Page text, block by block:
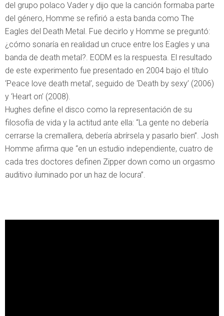
del grupo polaco Vader y dijo que la canción formaba parte
del género, Homme se refirió a esta banda como The
Eagles del Death Metal. Fue decirlo y Homme se preguntó:
¿cómo sonaría en realidad un cruce entre los Eagles y una
banda de death metal?. EODM es la respuesta. El resultado
de este experimento fue presentado en 2004 bajo el título
‘Peace love death metal’, seguido de ‘Death by sexy’ (2006)
y ‘Heart on’ (2008).
Hughes define el disco como la representación de su
filosofía de vida y la actitud ante ella: “La gente no debería
cerrarse la cremallera, debería abrírsela y pasarlo bien”. Josh
Homme afirma que “en un estudio independiente, cuatro de
cada tres doctores definen Zipper down como un orgasmo
auditivo iluminado por un haz de locura”.